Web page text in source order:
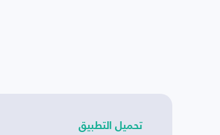
تحميل التطبيق